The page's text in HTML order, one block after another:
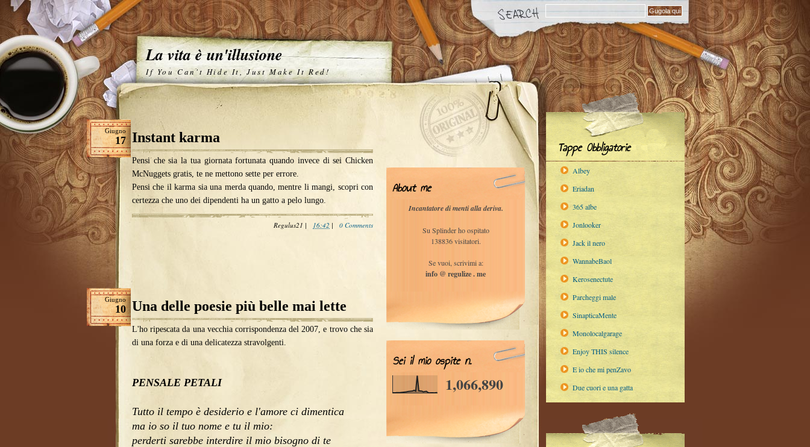
La vita è un'illusione
If You Can't Hide It, Just Make It Red!
Giugno
17 Instant karma
Pensi che sia la tua giornata fortunata quando invece di sei Chicken
McNuggets gratis, te ne mettono sette per errore.
Pensi che il karma sia una merda quando, mentre li mangi, scopri con
certezza che uno dei dipendenti ha un gatto a pelo lungo.
Regulus21 | 16:42 | 0 Comments
Giugno
10 Una delle poesie più belle mai lette
L'ho ripescata da una vecchia corrispondenza del 2007, e trovo che sia
di una forza e di una delicatezza stravolgenti.
PENSALE PETALI
Tutto il tempo è desiderio e l'amore ci dimentica
ma io so il tuo nome e tu il mio:
perderti sarebbe interdire il mio bisogno di te
Tappe Obbligatorie
Albey
Eriadan
365 albe
Jonlooker
Jack il nero
WannabeBaol
Kerosenectute
Parcheggi male
SinapticaMente
Monolocalgarage
Enjoy THIS silence
E io che mi penZavo
Due cuori e una gatta
About me
Incantatore di menti alla deriva.
Su Splinder ho ospitato
138836 visitatori.
Se vuoi, scrivimi a:
info @ regulize . me
Sei il mio ospite n.
1,066,890